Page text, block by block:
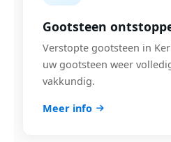
Gootsteen
Verstopte gootsteen in
uw gootsteen weer
vakkundig.
Meer info